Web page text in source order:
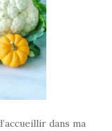
dans ma